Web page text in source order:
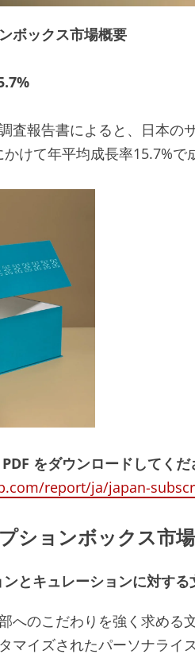
ボックス市場概要
査報告書によると、日本の
けて年平均成長率15.7%で
をダウンロードしてくだ
report/ja/japan-
ションボックス市
とキュレーションに対する
へのこだわりを強く求める
マイズされたパーソナライ